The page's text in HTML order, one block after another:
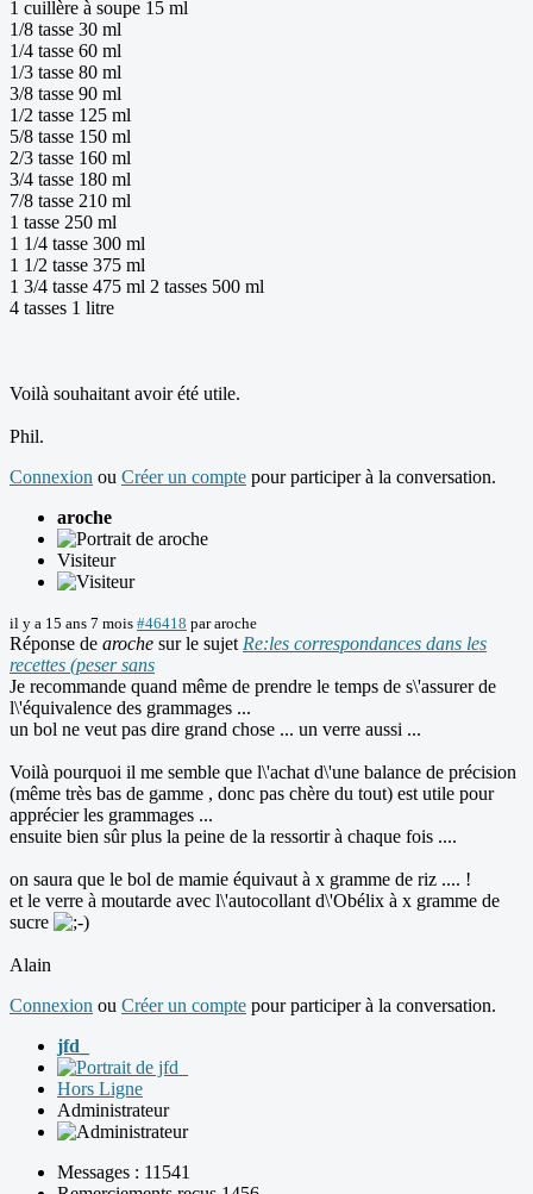
1 cuillère à soupe 15 ml
1/8 tasse 30 ml
1/4 tasse 60 ml
1/3 tasse 80 ml
3/8 tasse 90 ml
1/2 tasse 125 ml
5/8 tasse 150 ml
2/3 tasse 160 ml
3/4 tasse 180 ml
7/8 tasse 210 ml
1 tasse 250 ml
1 1/4 tasse 300 ml
1 1/2 tasse 375 ml
1 3/4 tasse 475 ml 2 tasses 500 ml
4 tasses 1 litre
Voilà souhaitant avoir été utile.
Phil.
Connexion ou Créer un compte pour participer à la conversation.
aroche
Visiteur
il y a 15 ans 7 mois #46418 pararoche
Réponse de aroche sur le sujet Re:les correspondances dans les
recettes (peser sans
Je recommande quand même de prendre le temps de s\'assurer de
l\'équivalence des grammages ...
un bol ne veut pas dire grand chose ... un verre aussi ...
Voilà pourquoi il me semble que l\'achat d\'une balance de précision
(même très bas de gamme , donc pas chère du tout) est utile pour
apprécier les grammages ...
ensuite bien sûr plus la peine de la ressortir à chaque fois ....
on saura que le bol de mamie équivaut à x gramme de riz .... !
et le verre à moutarde avec l\'autocollant d\'Obélix à x gramme de
sucre
Alain
Connexion ou Créer un compte pour participer à la conversation.
jfd_
Hors Ligne
Administrateur
Messages : 11541